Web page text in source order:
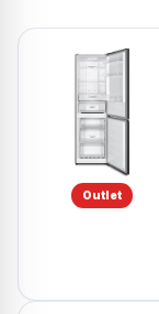
een scherpe
van de
30 dagen
ons volledige
en bestel
uitstekende
Outlet